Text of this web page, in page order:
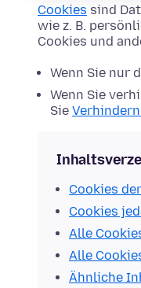
Cookies sind
wie z. B.
Cookies und
Wenn Sie nur
Wenn Sie
Sie
Cookies
Cookies
Alle
Alle
Ähnliche